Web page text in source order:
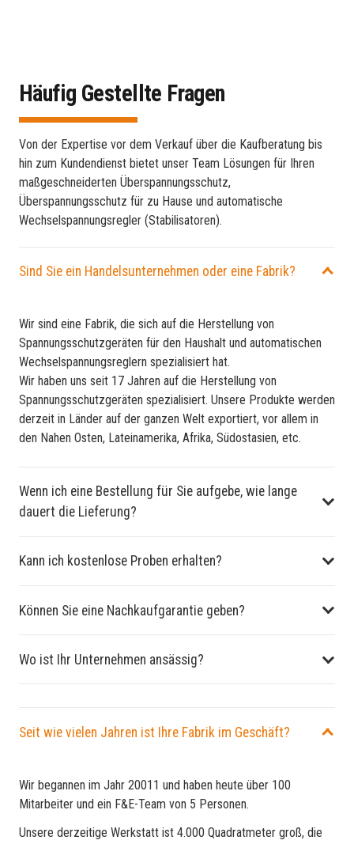
Häufig Gestellte Fragen
Von der Expertise vor dem Verkauf über die Kaufberatung bis
hin zum Kundendienst bietet unser Team Lösungen für Ihren
maßgeschneiderten Überspannungsschutz,
Überspannungsschutz für zu Hause und automatische
Wechselspannungsregler (Stabilisatoren).
Sind Sie ein Handelsunternehmen oder eine Fabrik?
Wir sind eine Fabrik, die sich auf die Herstellung von
Spannungsschutzgeräten für den Haushalt und automatischen
Wechselspannungsreglern spezialisiert hat.
Wir haben uns seit 17 Jahren auf die Herstellung von
Spannungsschutzgeräten spezialisiert. Unsere Produkte werden
derzeit in Länder auf der ganzen Welt exportiert, vor allem in
den Nahen Osten, Lateinamerika, Afrika, Südostasien, etc.
Wenn ich eine Bestellung für Sie aufgebe, wie lange
dauert die Lieferung?
Kann ich kostenlose Proben erhalten?
Können Sie eine Nachkaufgarantie geben?
Wo ist Ihr Unternehmen ansässig?
Seit wie vielen Jahren ist Ihre Fabrik im Geschäft?
Wir begannen im Jahr 20011 und haben heute über 100
Mitarbeiter und ein F&E-Team von 5 Personen.
Unsere derzeitige Werkstatt ist 4.000 Quadratmeter groß, die